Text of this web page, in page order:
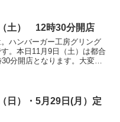
土） 12時30分開店
ハンバーガー工房グリング
す。本日11月9日（土）は都合
分開店となります。大変ご
いの...
日）・5月29日(月）定